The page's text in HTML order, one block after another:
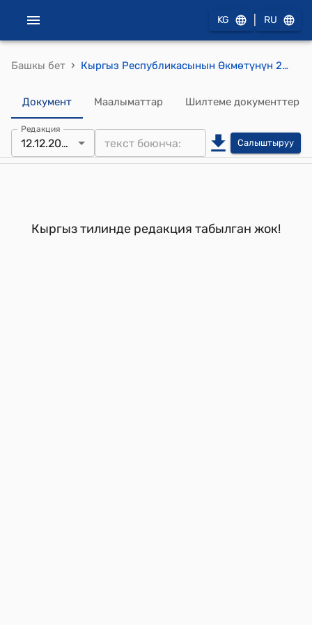
KG RU
Башкы бет › Кыргыз Республикасынын Өкмөтүнүн 2005-жылдын 30-июнундагы №273 "Кыргыз Республикасынын мамлекеттик казыналык векселдерин чыгаруу, жайгаштыруу, жүгүртүү жана тындыруу жөнүндө жобону бекитүү тууралуу" токтому
Документ Маалыматтар Шилтеме документтер
Редакция
12.12.2006 Салыштыруу
Кыргыз тилинде редакция табылган жок!